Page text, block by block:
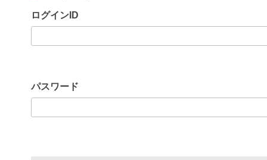
ログインID
パスワード